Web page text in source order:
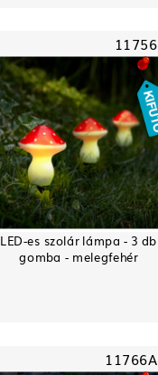
11756
LED-es szolár lámpa - 3 db
gomba - melegfehér
11766A